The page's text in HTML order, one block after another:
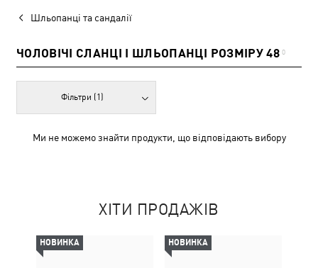
Шльопанці та сандалії
ЧОЛОВІЧІ СЛАНЦІ І ШЛЬОПАНЦІ РОЗМІРУ 48 0
Фільтри (1)
Ми не можемо знайти продукти, що відповідають вибору
ХІТИ ПРОДАЖІВ
НОВИНКА НОВИНКА